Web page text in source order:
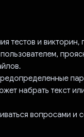
тестов и
набрать текст
вопросами и